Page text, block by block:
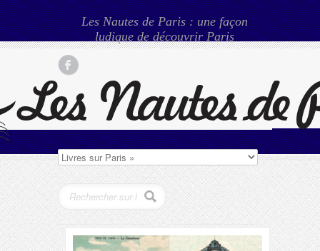
Les Nautes de Paris : une façon
ludique de découvrir Paris